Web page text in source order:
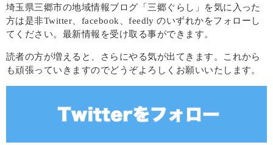
埼玉県三郷市の地域情報ブログ「三郷ぐらし」を気に入った
方は是非Twitter、facebook、feedly のいずれかをフォローし
てください。最新情報を受け取る事ができます。
読者の方が増えると、さらにやる気が出てきます。これから
も頑張っていきますのでどうぞよろしくお願いいたします。